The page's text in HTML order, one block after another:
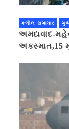
કલોલ સમાચાર
અમદાવાદ-
અકસ્માત,15